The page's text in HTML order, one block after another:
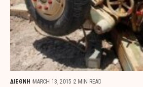
ΔΙΕΘΝΗ MARCH 13, 2015 2 MIN READ